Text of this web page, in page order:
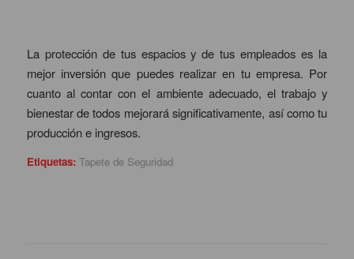
La protección de tus espacios y de tus empleados es la
mejor inversión que puedes realizar en tu empresa. Por
cuanto al contar con el ambiente adecuado, el trabajo y
bienestar de todos mejorará significativamente, así como tu
producción e ingresos.
Etiquetas: Tapete de Seguridad